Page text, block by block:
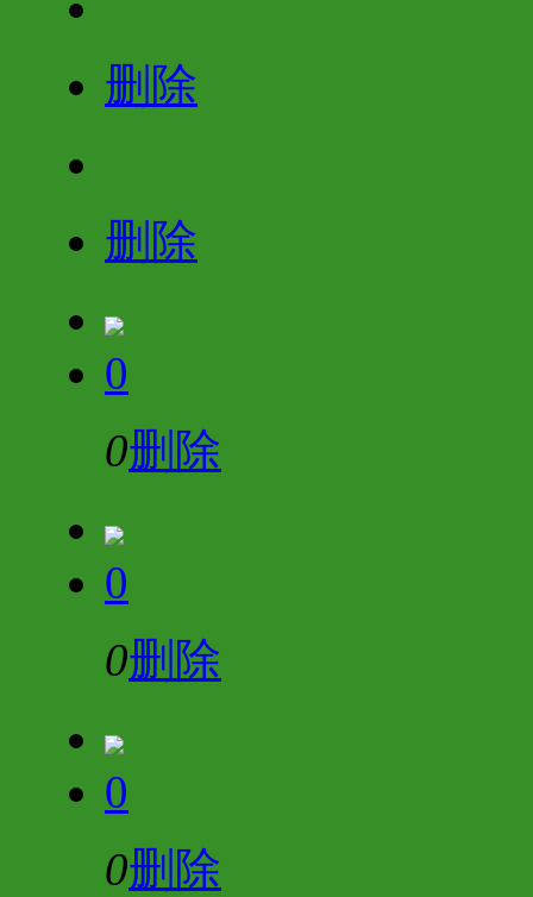
删除
删除
0
0删除
0
0删除
0
0删除